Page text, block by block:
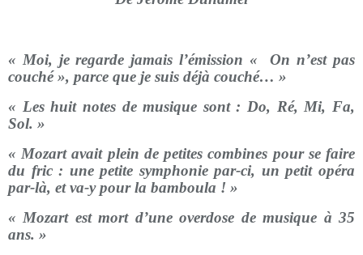
« Moi, je regarde jamais l’émission « On n’est pas
couché », parce que je suis déjà couché… »
« Les huit notes de musique sont : Do, Ré, Mi, Fa,
Sol. »
« Mozart avait plein de petites combines pour se faire
du fric : une petite symphonie par-ci, un petit opéra
par-là, et va-y pour la bamboula ! »
« Mozart est mort d’une overdose de musique à 35
ans. »